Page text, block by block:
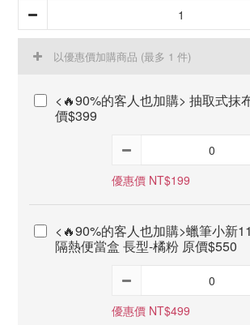
以優惠價加購商品 (最多 1 件)
<🔥90%的客人也加購> 抽取式抹
價$399
優惠價 NT$199
<🔥90%的客人也加購>蠟筆小新
隔熱便當盒 長型-橘粉 原價$550
優惠價 NT$499